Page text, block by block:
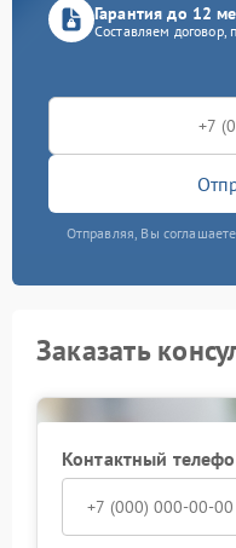
Гарантия до 12
Составляем договор,
Отправляя, Вы
Заказать
Контактный